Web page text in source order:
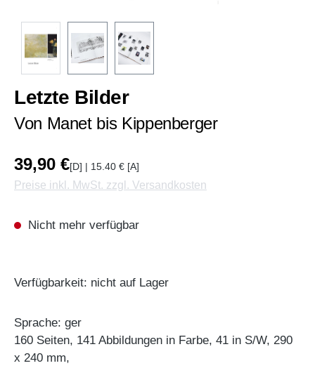
Letzte Bilder
Von Manet bis Kippenberger
39,90 €[D] | 15.40 € [A]
Preise inkl. MwSt. zzgl. Versandkosten
Nicht mehr verfügbar
Verfügbarkeit: nicht auf Lager
Sprache: ger
160 Seiten, 141 Abbildungen in Farbe, 41 in S/W, 290
x 240 mm,